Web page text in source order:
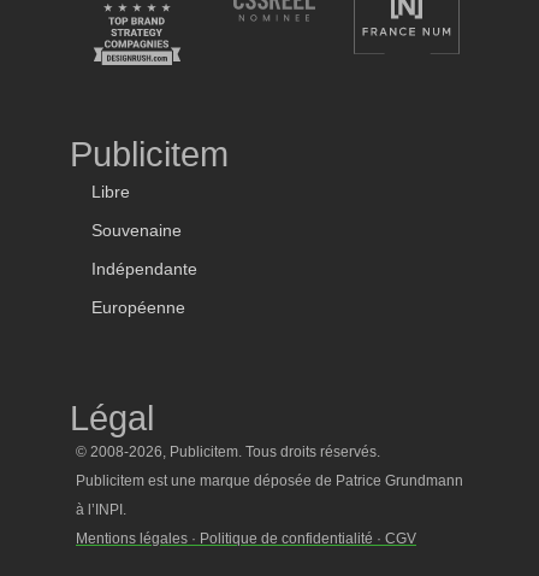
Publicitem
Libre
Souvenaine
Indépendante
Européenne
Légal
© 2008-2026, Publicitem. Tous droits réservés.
Publicitem est une marque déposée de Patrice Grundmann
à l’INPI.
Mentions légales · Politique de confidentialité · CGV